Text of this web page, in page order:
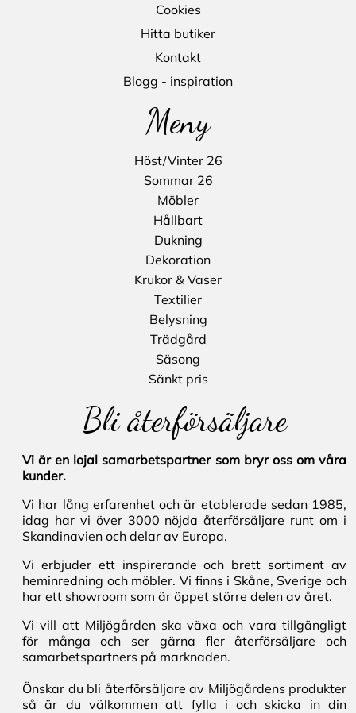
Cookies
Hitta butiker
Kontakt
Blogg - inspiration
Meny
Höst/Vinter 26
Sommar 26
Möbler
Hållbart
Dukning
Dekoration
Krukor & Vaser
Textilier
Belysning
Trädgård
Säsong
Sänkt pris
Bli återförsäljare
Vi är en lojal samarbetspartner som bryr oss om våra
kunder.
Vi har lång erfarenhet och är etablerade sedan 1985,
idag har vi över 3000 nöjda återförsäljare runt om i
Skandinavien och delar av Europa.
Vi erbjuder ett inspirerande och brett sortiment av
heminredning och möbler. Vi finns i Skåne, Sverige och
har ett showroom som är öppet större delen av året.
Vi vill att Miljögården ska växa och vara tillgängligt
för många och ser gärna fler återförsäljare och
samarbetspartners på marknaden.
Önskar du bli återförsäljare av Miljögårdens produkter
så är du välkommen att fylla i och skicka in din